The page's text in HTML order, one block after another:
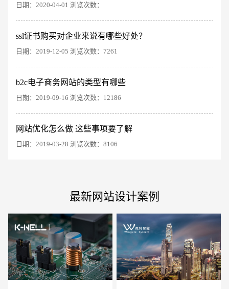
日期：2020-04-01 浏览次数：
ssl证书购买对企业来说有哪些好处？
日期：2019-12-05 浏览次数：7261
b2c电子商务网站的类型有哪些
日期：2019-09-16 浏览次数：12186
网站优化怎么做 这些事项要了解
日期：2019-03-28 浏览次数：8106
最新网站设计案例
电商及系统平台开发